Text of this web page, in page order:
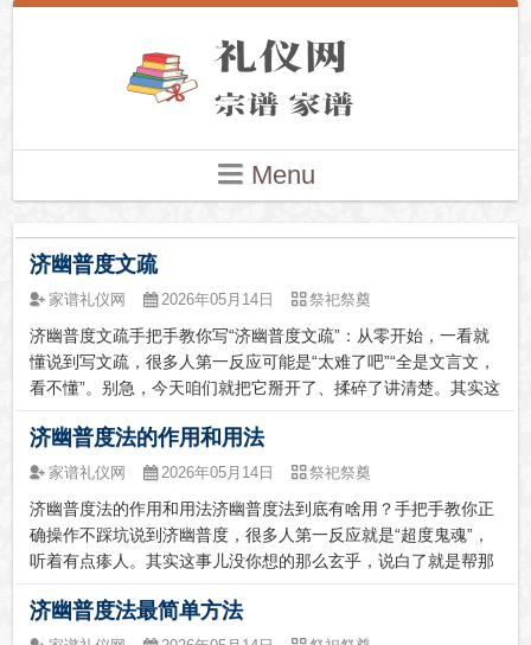
Menu
济幽普度文疏
家谱礼仪网 2026年05月14日 祭祀祭奠
济幽普度文疏手把手教你写“济幽普度文疏”：从零开始，一看就
懂说到写文疏，很多人第一反应可能是“太难了吧”“全是文言文，
看不懂”。别急，今天咱们就把它掰开了、揉碎了讲清楚。其实这
信人换成了神明和幽冥众生。济幽普度文疏（范本）伏以东极天
界，有救苦...
济幽普度法的作用和用法
家谱礼仪网 2026年05月14日 祭祀祭奠
济幽普度法的作用和用法济幽普度法到底有啥用？手把手教你正
确操作不踩坑说到济幽普度，很多人第一反应就是“超度鬼魂”，
听着有点瘆人。其实这事儿没你想的那么玄乎，说白了就是帮那
个叫“济渡幽冥”，主供的神仙是太乙救苦天尊，目的就是帮亡魂
脱离苦海，送他...
济幽普度法最简单方法